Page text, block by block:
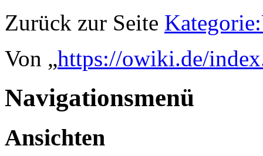
Zurück zur Seite
Von „https://owiki.de/
Navigationsmenü
Ansichten